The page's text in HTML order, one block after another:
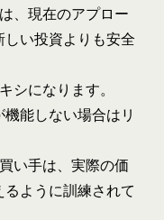
、現在のアプロー
い投資よりも安全
シになります。
能しない場合はリ
い手は、実際の価
ように訓練されて